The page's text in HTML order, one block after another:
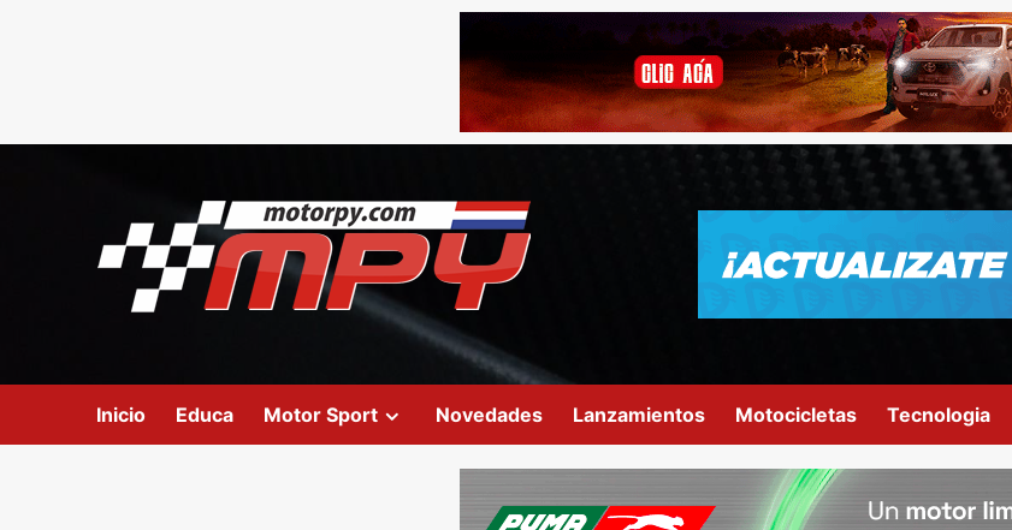
Inicio Educa Motor Sport Novedades Lanzamientos Motocicletas Tecnologia